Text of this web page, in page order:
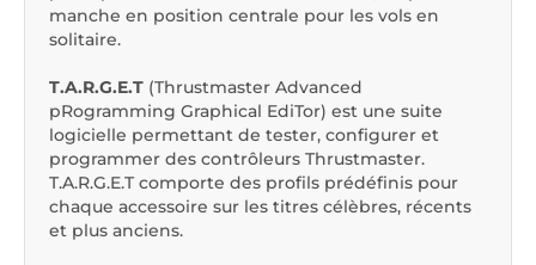
manche en position centrale pour les vols en
solitaire.
T.A.R.G.E.T (Thrustmaster Advanced
pRogramming Graphical EdiTor) est une suite
logicielle permettant de tester, configurer et
programmer des contrôleurs Thrustmaster.
T.A.R.G.E.T comporte des profils prédéfinis pour
chaque accessoire sur les titres célèbres, récents
et plus anciens.